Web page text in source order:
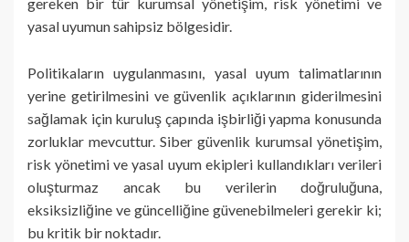
yasal uyumun sahipsiz bölgesidir.
Politikaların uygulanmasını, yasal uyum talimatlarının
yerine getirilmesini ve güvenlik açıklarının giderilmesini
sağlamak için kuruluş çapında işbirliği yapma konusunda
zorluklar mevcuttur. Siber güvenlik kurumsal yönetişim,
risk yönetimi ve yasal uyum ekipleri kullandıkları verileri
oluşturmaz ancak bu verilerin doğruluğuna,
eksiksizliğine ve güncelliğine güvenebilmeleri gerekir ki;
bu kritik bir noktadır.